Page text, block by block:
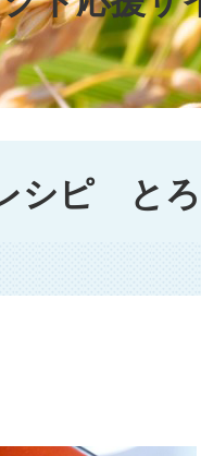
シピ とろ